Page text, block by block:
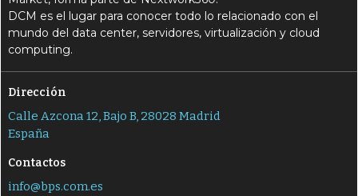
DCM es el lugar para conocer todo lo relacionado con el
mundo del data center, servidores, virtualización y cloud
computing.
Dirección
Calle Azcona 12, Bajo B, 28028 Madrid
España
Contactos
info@bps.com.es